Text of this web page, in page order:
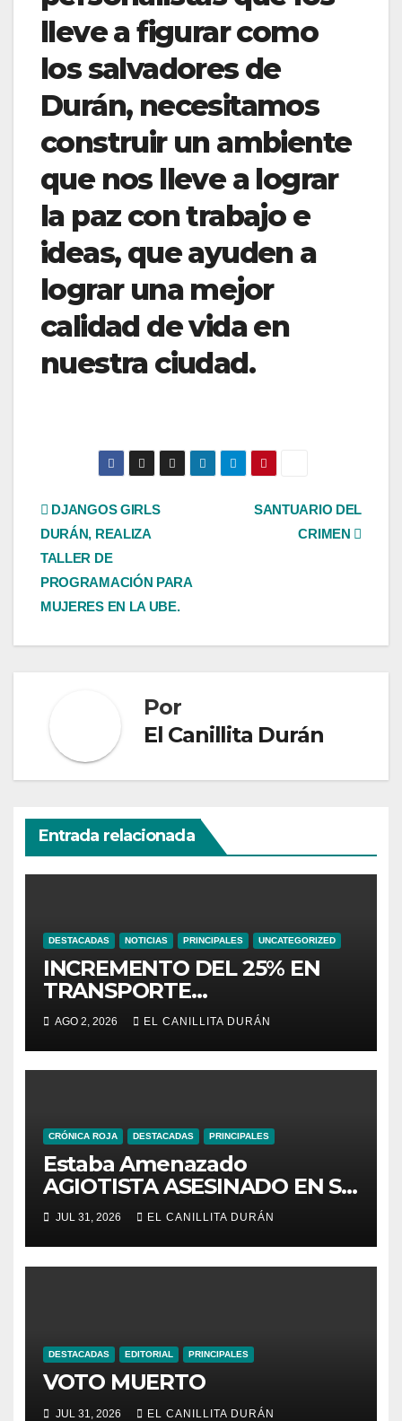
lleve a figurar como
los salvadores de
Durán, necesitamos
construir un ambiente
que nos lleve a lograr
la paz con trabajo e
ideas, que ayuden a
lograr una mejor
calidad de vida en
nuestra ciudad.
Navegación
de
entradas
SANTUARIO DEL
CRIMEN
DJANGOS GIRLS
DURÁN, REALIZA
TALLER DE
PROGRAMACIÓN PARA
MUJERES EN LA UBE.
Por
El Canillita Durán
Entrada relacionada
DESTACADAS NOTICIAS PRINCIPALES UNCATEGORIZED
INCREMENTO DEL 25% EN
TRANSPORTE
INTERPROVINCIAL NO
INCLUYE A TRANPORTISTAS
URBANOS
AGO 2, 2026 EL CANILLITA DURÁN
CRÓNICA ROJA DESTACADAS PRINCIPALES
Estaba Amenazado
AGIOTISTA ASESINADO EN SU
NEGOCIO
JUL 31, 2026 EL CANILLITA DURÁN
DESTACADAS EDITORIAL PRINCIPALES
VOTO MUERTO
JUL 31, 2026 EL CANILLITA DURÁN